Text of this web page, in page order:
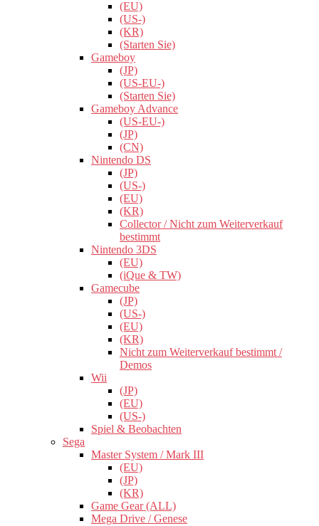
(EU)
(US-)
(KR)
(Starten Sie)
Gameboy
(JP)
(US-EU-)
(Starten Sie)
Gameboy Advance
(US-EU-)
(JP)
(CN)
Nintendo DS
(JP)
(US-)
(EU)
(KR)
Collector / Nicht zum Weiterverkauf
bestimmt
Nintendo 3DS
(EU)
(iQue & TW)
Gamecube
(JP)
(US-)
(EU)
(KR)
Nicht zum Weiterverkauf bestimmt /
Demos
Wii
(JP)
(EU)
(US-)
Spiel & Beobachten
Sega
Master System / Mark III
(EU)
(JP)
(KR)
Game Gear (ALL)
Mega Drive / Genese